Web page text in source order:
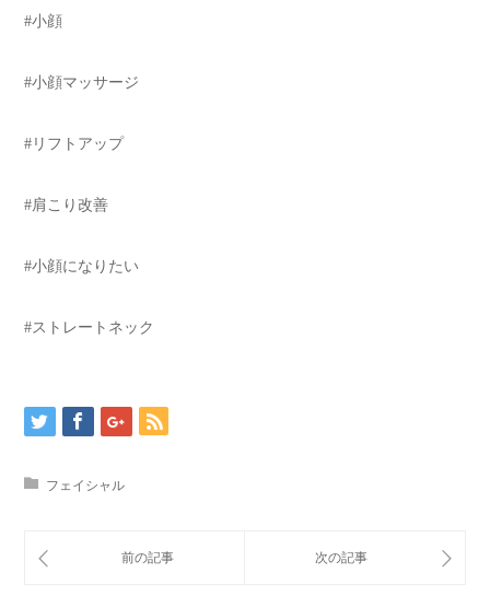
#小顔
#小顔マッサージ
#リフトアップ
#肩こり改善
#小顔になりたい
#ストレートネック
フェイシャル